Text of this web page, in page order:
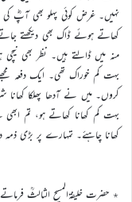
نہیں۔ غرض کوئی پہلو بھی آپؓ کی
کھاتے ہوئے ڈاک بھی دیکھتے
منہ میں ڈالتے ہیں۔ نظر بھی
بہت کم خوراک تھی۔ ایک دفعہ
کروں۔ میں نے آدھا پھلکا کھانا
بہت کم کھانا کھاتے ہو، تم
کھانا چاہئے۔ تمہارے پر بڑی ذمہ
٭ حضرت خلیفۃالمسیح الثالثؒ